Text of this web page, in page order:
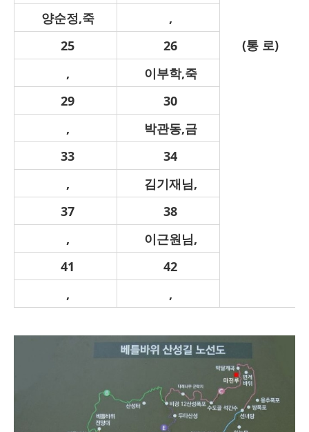
(통 로)
양순정,죽
,
25
26
,
이부학,죽
29
30
,
박관동,금
33
34
,
김기재님,
37
38
,
이근원님,
41
42
,
,